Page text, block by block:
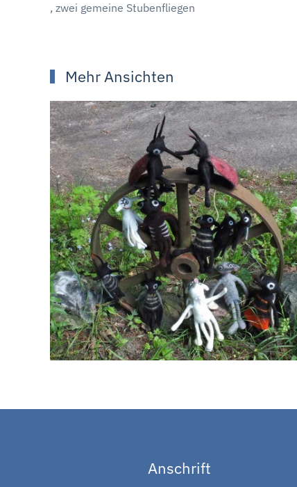
, zwei gemeine Stubenfliegen
Mehr Ansichten
Anschrift